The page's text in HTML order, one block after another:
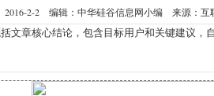
2016-2-2 编辑：中华硅谷信息网小编 来源：
章核心结论，包含目标用户和关键建议，